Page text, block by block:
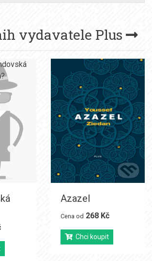
vydavatele Plus
Azazel
Cena od 268 Kč
Chci koupit